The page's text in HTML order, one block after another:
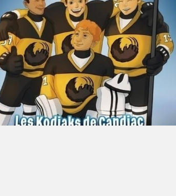
À propos du Salon
Liste des exposant·e·s
Liste des auteur·rice·s